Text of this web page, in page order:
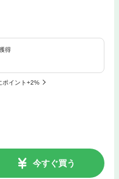
得
ポイント+2%
今すぐ買う